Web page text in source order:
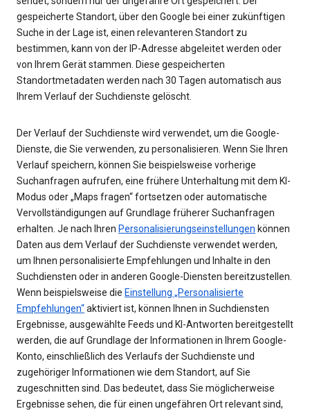
gespeicherte Standort, über den Google bei einer zukünftigen
Suche in der Lage ist, einen relevanteren Standort zu
bestimmen, kann von der IP-Adresse abgeleitet werden oder
von Ihrem Gerät stammen. Diese gespeicherten
Standortmetadaten werden nach 30 Tagen automatisch aus
Ihrem Verlauf der Suchdienste gelöscht.
Der Verlauf der Suchdienste wird verwendet, um die Google-
Dienste, die Sie verwenden, zu personalisieren. Wenn Sie Ihren
Verlauf speichern, können Sie beispielsweise vorherige
Suchanfragen aufrufen, eine frühere Unterhaltung mit dem KI-
Modus oder „Maps fragen“ fortsetzen oder automatische
Vervollständigungen auf Grundlage früherer Suchanfragen
erhalten. Je nach Ihren Personalisierungseinstellungen können
Daten aus dem Verlauf der Suchdienste verwendet werden,
um Ihnen personalisierte Empfehlungen und Inhalte in den
Suchdiensten oder in anderen Google-Diensten bereitzustellen.
Wenn beispielsweise die Einstellung „Personalisierte
Empfehlungen“aktiviert ist, können Ihnen in Suchdiensten
Ergebnisse, ausgewählte Feeds und KI-Antworten bereitgestellt
werden, die auf Grundlage der Informationen in Ihrem Google-
Konto, einschließlich des Verlaufs der Suchdienste und
zugehöriger Informationen wie dem Standort, auf Sie
zugeschnitten sind. Das bedeutet, dass Sie möglicherweise
Ergebnisse sehen, die für einen ungefähren Ort relevant sind,